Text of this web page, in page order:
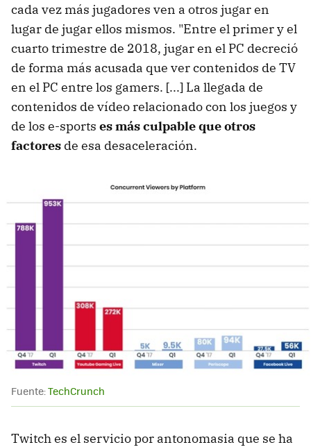
cada vez más jugadores ven a otros jugar en
lugar de jugar ellos mismos. "Entre el primer y el
cuarto trimestre de 2018, jugar en el PC decreció
de forma más acusada que ver contenidos de TV
en el PC entre los gamers. [...] La llegada de
contenidos de vídeo relacionado con los juegos y
de los e-sports es más culpable que otros
factores de esa desaceleración.
Fuente:TechCrunch
Twitch es el servicio por antonomasia que se ha